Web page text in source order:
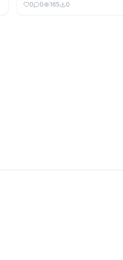
0
0 165 0